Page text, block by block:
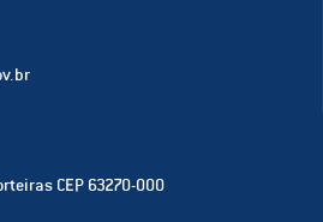
CEP 63270-000